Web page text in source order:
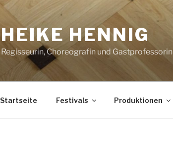
HEIKE HENNIG
Regisseurin, Choreografin und Gastprofessorin
Startseite Festivals Produktionen